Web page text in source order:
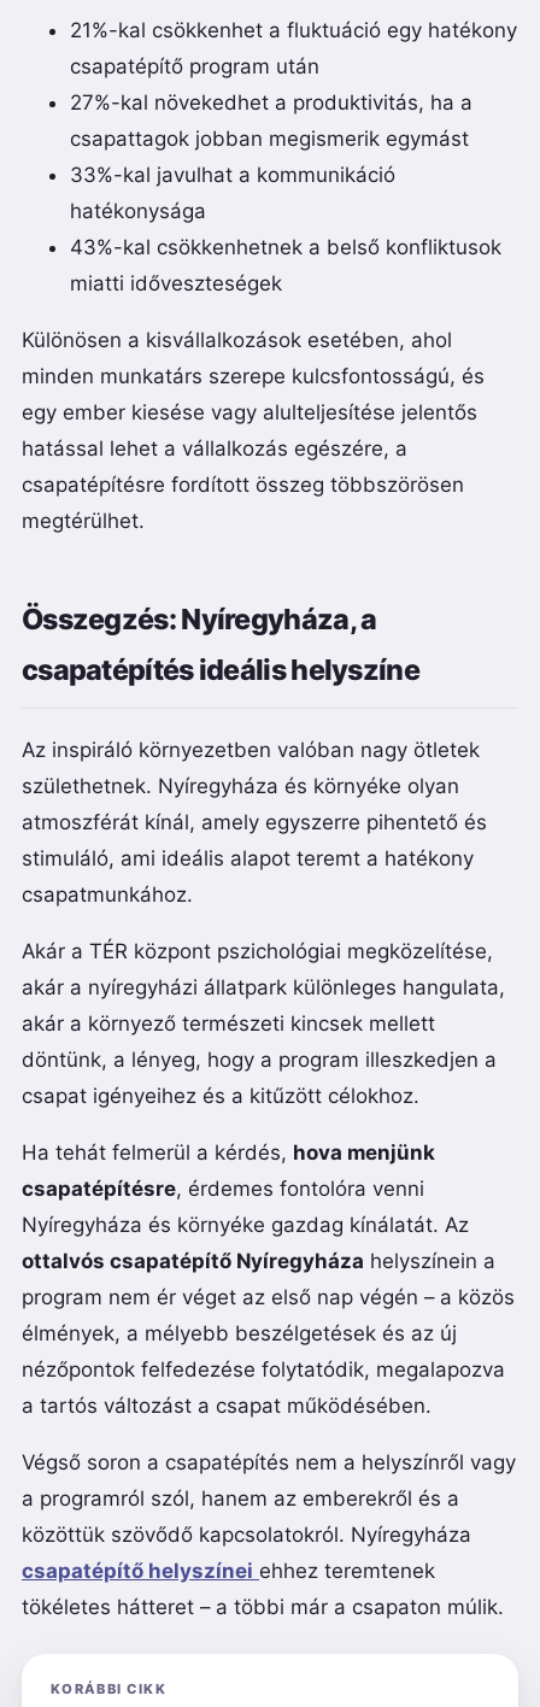
21%-kal csökkenhet a fluktuáció egy hatékony
csapatépítő program után
27%-kal növekedhet a produktivitás, ha a
csapattagok jobban megismerik egymást
33%-kal javulhat a kommunikáció
hatékonysága
43%-kal csökkenhetnek a belső konfliktusok
miatti időveszteségek
Különösen a kisvállalkozások esetében, ahol
minden munkatárs szerepe kulcsfontosságú, és
egy ember kiesése vagy alulteljesítése jelentős
hatással lehet a vállalkozás egészére, a
csapatépítésre fordított összeg többszörösen
megtérülhet.
Összegzés: Nyíregyháza, a
csapatépítés ideális helyszíne
Az inspiráló környezetben valóban nagy ötletek
születhetnek. Nyíregyháza és környéke olyan
atmoszférát kínál, amely egyszerre pihentető és
stimuláló, ami ideális alapot teremt a hatékony
csapatmunkához.
Akár a TÉR központ pszichológiai megközelítése,
akár a nyíregyházi állatpark különleges hangulata,
akár a környező természeti kincsek mellett
döntünk, a lényeg, hogy a program illeszkedjen a
csapat igényeihez és a kitűzött célokhoz.
Ha tehát felmerül a kérdés, hova menjünk
csapatépítésre, érdemes fontolóra venni
Nyíregyháza és környéke gazdag kínálatát. Az
ottalvós csapatépítő Nyíregyháza helyszínein a
program nem ér véget az első nap végén – a közös
élmények, a mélyebb beszélgetések és az új
nézőpontok felfedezése folytatódik, megalapozva
a tartós változást a csapat működésében.
Végső soron a csapatépítés nem a helyszínről vagy
a programról szól, hanem az emberekről és a
közöttük szövődő kapcsolatokról. Nyíregyháza
csapatépítő helyszínei ehhez teremtenek
tökéletes hátteret – a többi már a csapaton múlik.
KORÁBBI CIKK